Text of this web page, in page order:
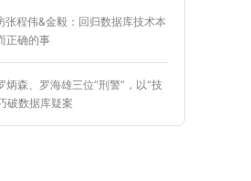
张程伟&金毅：回归数据库技术本
正确的事
炳森、罗海雄三位“刑警”，以“技
破数据库疑案